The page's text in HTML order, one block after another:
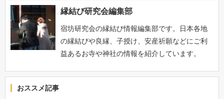
縁結び研究会編集部
宿坊研究会の縁結び情報編集部です。日本各地
の縁結びや良縁、子授け、安産祈願などにご利
益あるお寺や神社の情報を紹介しています。
おススメ記事